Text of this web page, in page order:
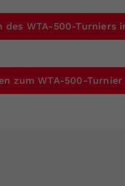
des WTA-500-Turniers
zum WTA-500-Turnier